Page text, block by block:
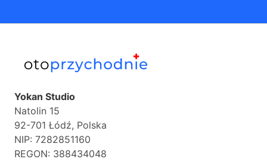
Yokan Studio
Natolin 15
92-701 Łódź, Polska
NIP: 7282851160
REGON: 388434048